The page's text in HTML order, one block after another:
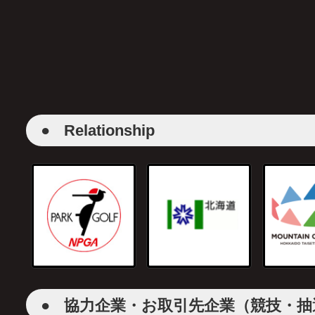
● Relationship
● 協力企業・お取引先企業（競技・